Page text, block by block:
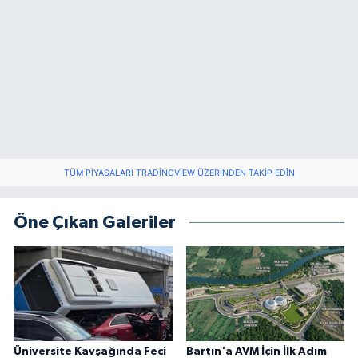
TÜM PIYASALARI TRADINGVIEW ÜZERINDEN TAKIP EDIN
Öne Çıkan Galeriler
Üniversite Kavşağında Feci Bartın'a AVM İçin İlk Adım